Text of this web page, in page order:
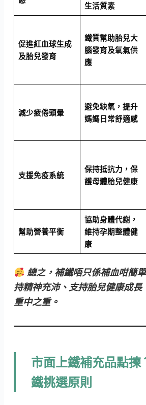
生活質素
促進紅血球生成
及胎兒發育
鐵質幫助胎兒大
腦發育及氧氣供
應
減少疲倦頭暈
避免缺氧，提升
媽媽日常舒適感
支援免疫系統
保持抵抗力，保
護母體胎兒健康
幫助營養平衡
協助身體代謝，
維持孕期整體健
康
總之，補鐵唔只係補血咁簡
持精神充沛、支持胎兒健康成長
重中之重。
市面上鐵補充品點揀
鐵挑選原則